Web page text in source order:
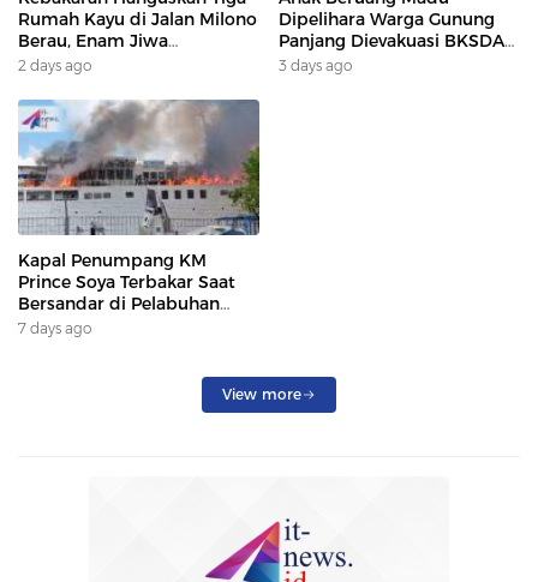
Rumah Kayu di Jalan Milono
Berau, Enam Jiwa
Terdampak
2 days ago
Dipelihara Warga Gunung
Panjang Dievakuasi BKSDA
Dan DAMKAR
3 days ago
Kapal Penumpang KM
Prince Soya Terbakar Saat
Bersandar di Pelabuhan
Samarinda, Keberangkatan
7 days ago
View more